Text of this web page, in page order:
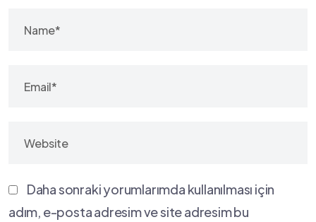
Daha sonraki yorumlarımda kullanılması için
adım, e-posta adresim ve site adresim bu